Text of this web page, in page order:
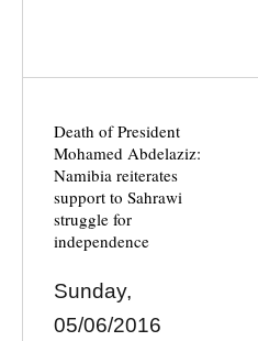
Death of President
Mohamed Abdelaziz:
Namibia reiterates
support to Sahrawi
struggle for
independence
Sunday,
05/06/2016